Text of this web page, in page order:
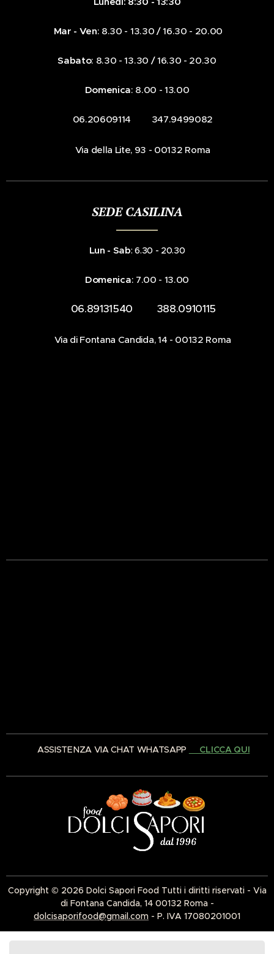
Mar - Ven: 8.30 - 13.30 / 16.30 - 20.00
Sabato: 8.30 - 13.30 / 16.30 - 20.30
Domenica: 8.00 - 13.00
☎️ 06.20609114 📞 347.9499082
📍Via della Lite, 93 - 00132 Roma
SEDE CASILINA
Lun - Sab: 6.30 - 20.30
Domenica: 7.00 - 13.00
☎️ 06.89131540 📞 388.0910115
📍Via di Fontana Candida, 14 - 00132 Roma
✅ ASSISTENZA VIA CHAT WHATSAPP 👉🏻CLICCA QUI
Copyright © 2026 Dolci Sapori Food Tutti i diritti riservati - Via
di Fontana Candida, 14 00132 Roma -
dolcisaporifood@gmail.com - P. IVA 17080201001